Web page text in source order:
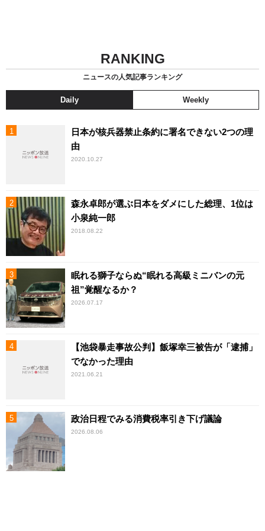
RANKING
ニュースの人気記事ランキング
Daily Weekly
日本が核兵器禁止条約に署名できない2つの理
由
2020.10.27
森永卓郎が選ぶ日本をダメにした総理、1位は
小泉純一郎
2018.08.22
眠れる獅子ならぬ“眠れる高級ミニバンの元
祖”覚醒なるか？
2026.07.17
【池袋暴走事故公判】飯塚幸三被告が「逮捕」
でなかった理由
2021.06.21
政治日程でみる消費税率引き下げ議論
2026.08.06